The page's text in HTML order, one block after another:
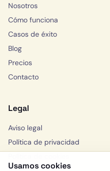
Usamos cookies
Nosotros
Cómo funciona
Casos de éxito
Blog
Precios
Contacto
Legal
Aviso legal
Política de privacidad